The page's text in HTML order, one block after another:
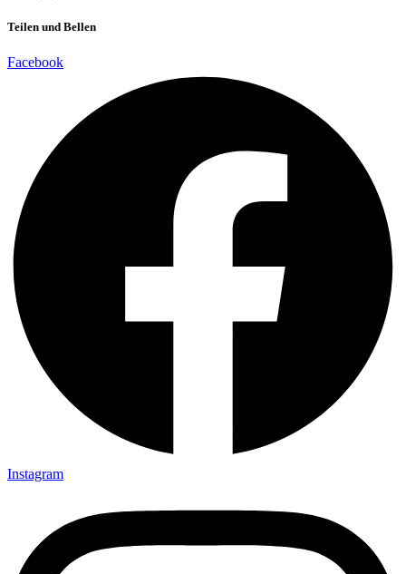
Teilen und Bellen
Facebook
Instagram